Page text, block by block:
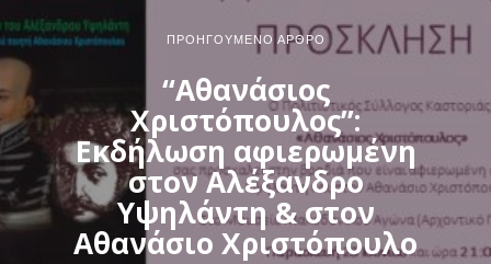
ΠΡΟΗΓΟΎΜΕΝΟ ΆΡΘΡΟ
“Αθανάσιος
Χριστόπουλος”:
Εκδήλωση αφιερωμένη
στον Αλέξανδρο
Υψηλάντη & στον
Αθανάσιο Χριστόπουλο